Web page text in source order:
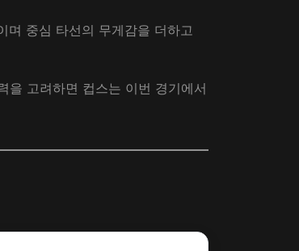
며 중심 타선의 무게감을 더하고
을 고려하면 컵스는 이번 경기에서